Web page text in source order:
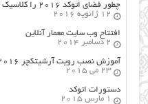
چطور فضای اتوکد ۲۰۱۶ را کلاسیک کنیم؟
12 ژانویه 2016
افتتاح وب سایت معمار آنلاین
2 دسامبر 2014
آموزش نصب رویت آرشیتکچر ۲۰۱۶
23 می 2015
دستورات اتوکد
1 مارس 2015